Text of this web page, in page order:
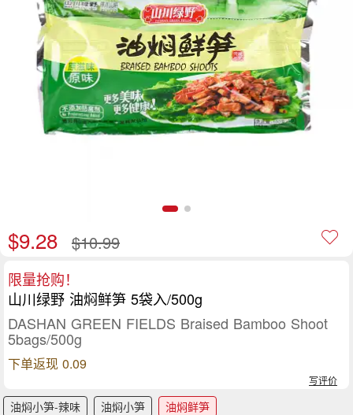
$9.28 $10.99
限量抢购！
山川绿野 油焖鲜笋 5袋入/500g
DASHAN GREEN FIELDS Braised Bamboo Shoot
5bags/500g
下单返现 0.09
写评价
油焖小笋-辣味 油焖小笋 油焖鲜笋